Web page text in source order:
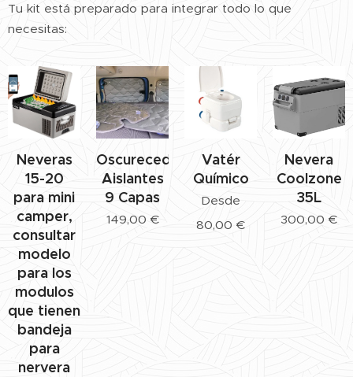
Tu kit está preparado para integrar todo lo que
necesitas:
Neveras
15-20
para mini
camper,
consultar
modelo
para los
modulos
que tienen
bandeja
para
nervera
Oscurecedores
Aislantes
9 Capas
149,00 €
Vatér
Químico
Desde
80,00 €
Nevera
Coolzone
35L
300,00 €